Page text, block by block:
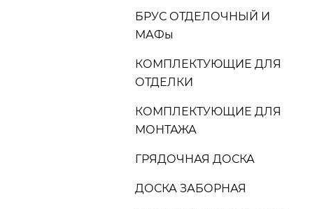
БРУС ОТДЕЛОЧНЫЙ И
МАФы
КОМПЛЕКТУЮЩИЕ ДЛЯ
ОТДЕЛКИ
КОМПЛЕКТУЮЩИЕ ДЛЯ
МОНТАЖА
ГРЯДОЧНАЯ ДОСКА
ДОСКА ЗАБОРНАЯ